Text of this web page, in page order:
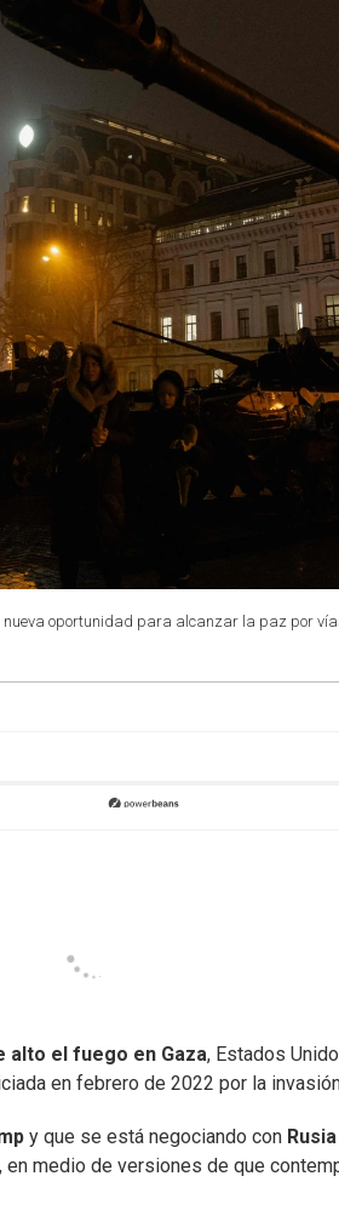
oportunidad para alcanzar la paz por
alto el fuego en Gaza, Estados
en febrero de 2022 por la
y que se está negociando con Rusia
medio de versiones de que